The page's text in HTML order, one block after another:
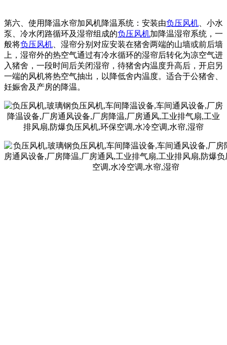
第六、使用降温水帘加风机降温系统：安装由负压风机 、小水
泵、冷水闭路循环及湿帘组成的负压风机加降温湿帘系统，一
般将负压风机 、湿帘分别对应安装在猪舍两端的山墙或前后墙
上，湿帘外的热空气通过有冷水循环的湿帘后转化为凉空气进
入猪舍，一段时间后关闭湿帘，待猪舍内温度升高后，开启另
一端的风机将热空气抽出，以降低舍内温度。适合于公猪舍、
妊娠舍及产房的降温。